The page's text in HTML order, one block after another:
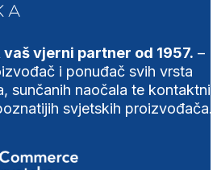
vjerni partner od 1957. –
i ponuđač svih vrsta
sunčanih naočala te
svjetskih proizvođača.